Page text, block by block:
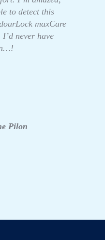
to detect this
maxCare
never have
Pilon